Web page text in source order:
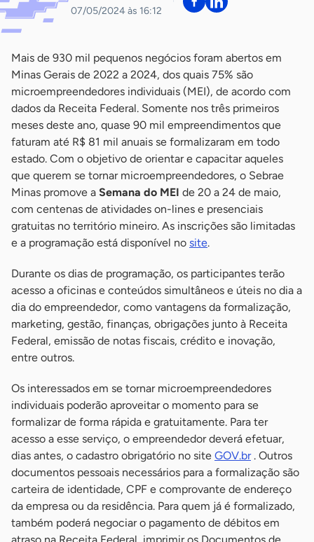
07/05/2024 às 16:12
Mais de 930 mil pequenos negócios foram abertos em
Minas Gerais de 2022 a 2024, dos quais 75% são
microempreendedores individuais (MEI), de acordo com
dados da Receita Federal. Somente nos três primeiros
meses deste ano, quase 90 mil empreendimentos que
faturam até R$ 81 mil anuais se formalizaram em todo
estado. Com o objetivo de orientar e capacitar aqueles
que querem se tornar microempreendedores, o Sebrae
Minas promove a Semana do MEI de 20 a 24 de maio,
com centenas de atividades on-lines e presenciais
gratuitas no território mineiro. As inscrições são limitadas
e a programação está disponível no site.
Durante os dias de programação, os participantes terão
acesso a oficinas e conteúdos simultâneos e úteis no dia a
dia do empreendedor, como vantagens da formalização,
marketing, gestão, finanças, obrigações junto à Receita
Federal, emissão de notas fiscais, crédito e inovação,
entre outros.
Os interessados em se tornar microempreendedores
individuais poderão aproveitar o momento para se
formalizar de forma rápida e gratuitamente. Para ter
acesso a esse serviço, o empreendedor deverá efetuar,
dias antes, o cadastro obrigatório no site GOV.br. Outros
documentos pessoais necessários para a formalização são
carteira de identidade, CPF e comprovante de endereço
da empresa ou da residência. Para quem já é formalizado,
também poderá negociar o pagamento de débitos em